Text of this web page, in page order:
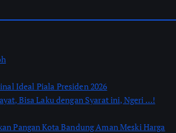
Ideal Piala Presiden 2026
Bisa Laku dengan Syarat ini, Ngeri …!
Pangan Kota Bandung Aman Meski Harga